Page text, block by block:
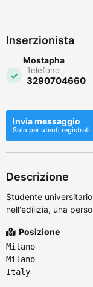
Inserzionista
Mostapha
Telefono
3290704660
Invia messaggio
Solo per utenti registrati
Descrizione
Studente
nell'edilizia, una
Posizione
Milano
Milano
Italy